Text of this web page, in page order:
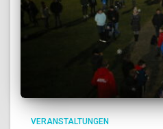
VERANSTALTUNGEN